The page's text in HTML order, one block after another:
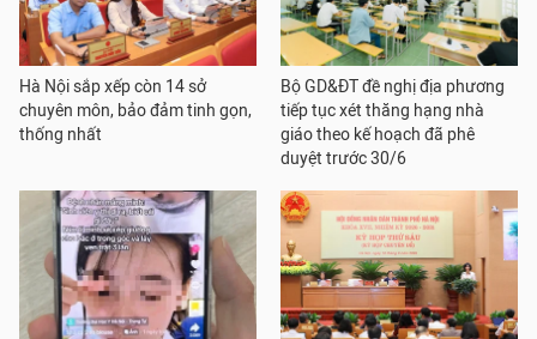
Hà Nội sắp xếp còn 14 sở
chuyên môn, bảo đảm tinh gọn,
thống nhất
Bộ GD&ĐT đề nghị địa phương
tiếp tục xét thăng hạng nhà
giáo theo kế hoạch đã phê
duyệt trước 30/6